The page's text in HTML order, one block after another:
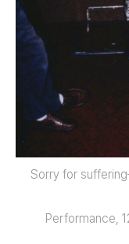
Sorry for
Performance,